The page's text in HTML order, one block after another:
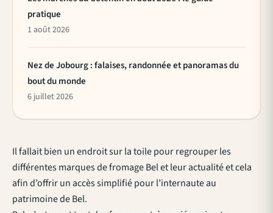
Il fallait bien un endroit sur la toile pour regrouper les
différentes marques de fromage Bel et leur actualité et cela
afin d’offrir un accès simplifié pour l’internaute au
patrimoine de Bel.
pratique
1 août 2026
Nez de Jobourg : falaises, randonnée et panoramas du
bout du monde
6 juillet 2026